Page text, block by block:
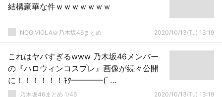
結構豪華な件ｗｗｗｗｗｗｗ
NOGIVIOLA＠乃木坂46まとめ 2020/10/13(Tu) 13:19
これはヤバすぎるwww 乃木坂46メンバー
の『ハロウィンコスプレ』画像が続々公開
に！！！！！！ｷﾀ━━━━(ﾟ
∀ﾟ)━━━━！！！
乃木坂46まとめ 1/46 2020/10/13(Tu) 13:19